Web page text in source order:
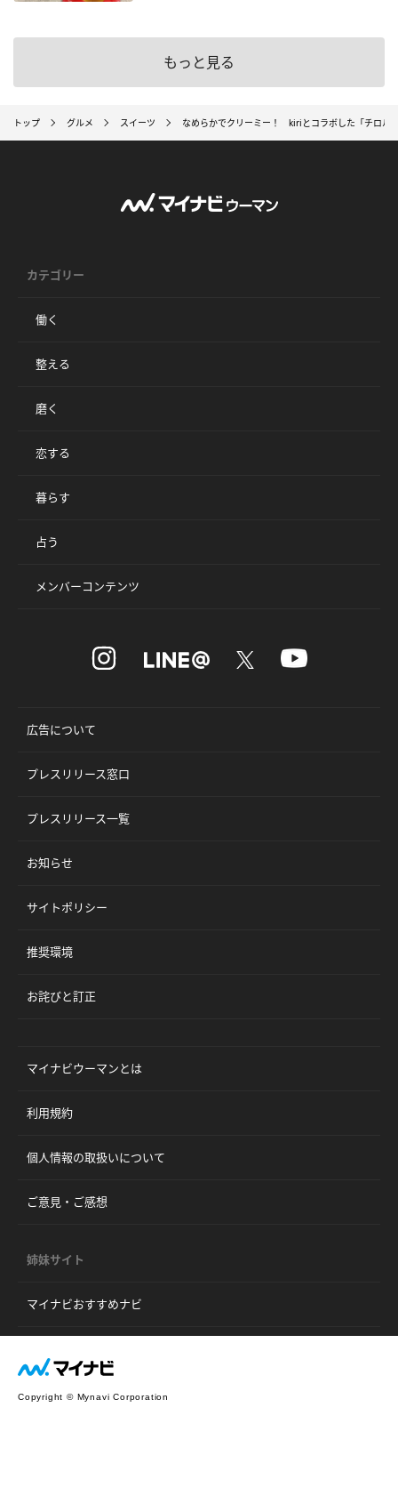
もっと見る
トップ グルメ スイーツ なめらかでクリーミー！ kiriとコラボした「チロル
カテゴリー
働く
整える
磨く
恋する
暮らす
占う
メンバーコンテンツ
広告について
プレスリリース窓口
プレスリリース一覧
お知らせ
サイトポリシー
推奨環境
お詫びと訂正
マイナビウーマンとは
利用規約
個人情報の取扱いについて
ご意見・ご感想
姉妹サイト
マイナビおすすめナビ
Copyright © Mynavi Corporation